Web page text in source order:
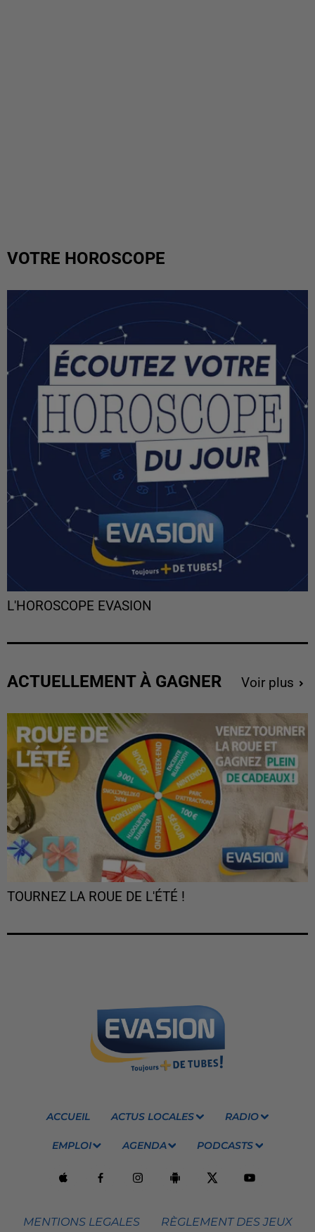
VOTRE HOROSCOPE
L'HOROSCOPE EVASION
ACTUELLEMENT À GAGNER Voir plus
TOURNEZ LA ROUE DE L'ÉTÉ !
ACCUEIL ACTUS LOCALES RADIO
EMPLOI AGENDA PODCASTS
MENTIONS LEGALES RÈGLEMENT DES JEUX